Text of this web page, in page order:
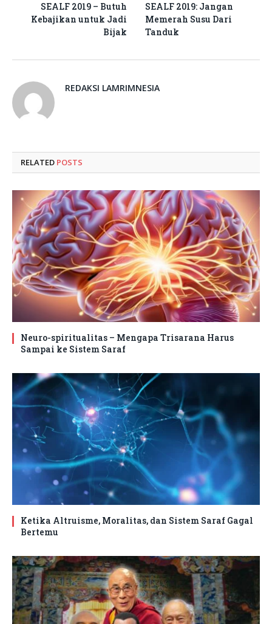
SEALF 2019 – Butuh
Kebajikan untuk Jadi
Bijak
SEALF 2019: Jangan
Memerah Susu Dari
Tanduk
REDAKSI LAMRIMNESIA
RELATED POSTS
Neuro-spiritualitas – Mengapa Trisarana Harus
Sampai ke Sistem Saraf
Ketika Altruisme, Moralitas, dan Sistem Saraf Gagal
Bertemu